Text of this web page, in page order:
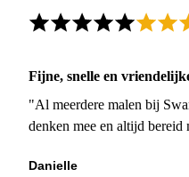
Fijne, snelle en
"Al meerdere malen bij
denken mee en altijd
Danielle